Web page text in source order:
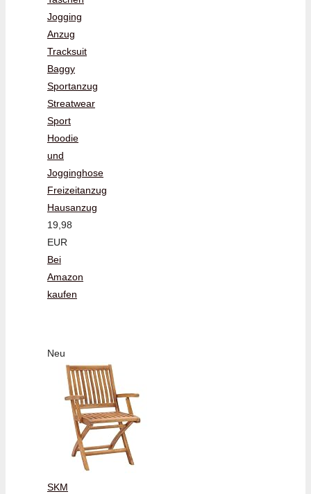
Jogging
Anzug
Tracksuit
Baggy
Sportanzug
Streatwear
Sport
Hoodie
und
Jogginghose
Freizeitanzug
Hausanzug
19,98
EUR
Bei
Amazon
kaufen
Neu
SKM